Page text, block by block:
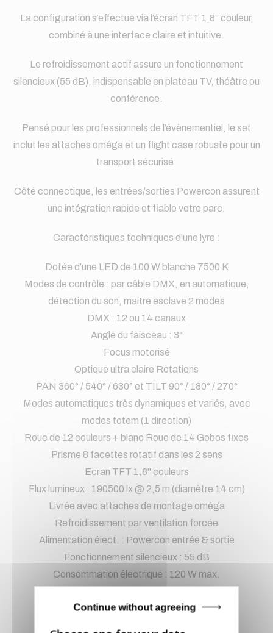
La configuration s’effectue via l’écran TFT 1,8” couleur,
combiné à une interface claire et intuitive.
Le refroidissement actif assure un fonctionnement
silencieux (55 dB), indispensable en plateau TV, théâtre ou
conférence.
Pensé pour les professionnels de l’évènementiel, le set
inclut les attaches oméga et un flight case robuste pour un
transport sécurisé.
Côté connectique, les entrées/sorties Powercon assurent
une intégration rapide et fiable votre parc.
Caractéristiques techniques d'une lyre :
Dotée d’une LED de 100 W blanche 7500 K
Modes de contrôle : par câble DMX, en automatique,
détection du son, maitre esclave 2 modes
DMX : 12 ou 14 canaux
Angle du faisceau : 3°
Focus motorisé
Optique ultra claire Rotations
PAN 360° / 540° / 630° et TILT 90° / 180° / 270°
Modes automatiques très dynamiques et variés, avec
modes totem (1 direction)
Roue de 12 couleurs + blanc Roue de 14 Gobos fixes
Prisme 8 facettes rotatif dans les 2 sens
Ecran TFT 1,8" couleurs
Flux lumineux : 190500 lx @ 2,5 m (diamètre 14 cm)
Livrée avec attaches de montage oméga
Refroidissement par ventilation forcée
Alimentation élect. : Powercon entrée & sortie
Fonctionnement silencieux : 55 dB
Consommation électrique : 120 W max.
Dimensions du carton : 354 x 240 x 445 mm
Continue without agreeing